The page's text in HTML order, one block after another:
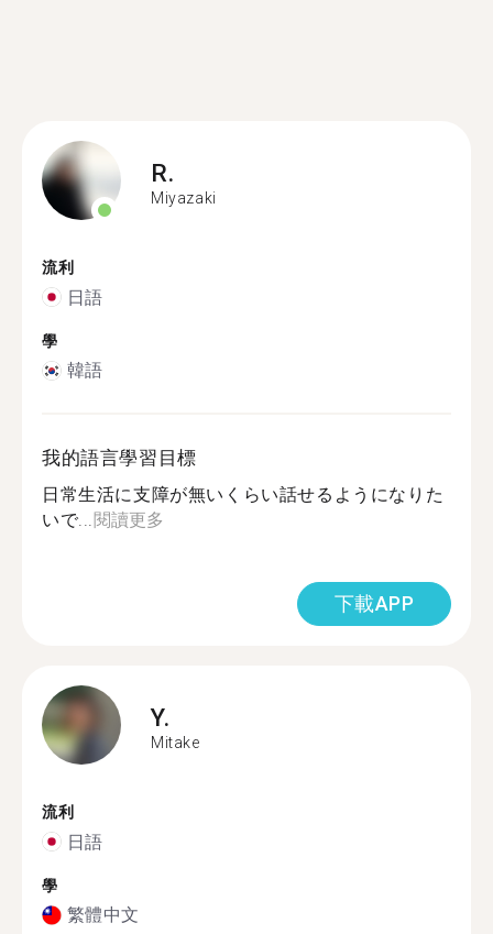
R.
Miyazaki
流利
日語
學
韓語
我的語言學習目標
日常生活に支障が無いくらい話せるようになりた
いで...閱讀更多
下載APP
Y.
Mitake
流利
日語
學
繁體中文